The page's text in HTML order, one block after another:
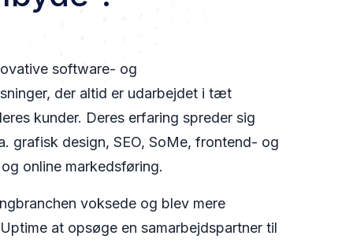
software- og
der altid er udarbejdet i tæt
kunder. Deres erfaring spreder sig
grafisk design, SEO, SoMe, frontend- og
online markedsføring.
voksede og blev mere
at opsøge en samarbejdspartner til